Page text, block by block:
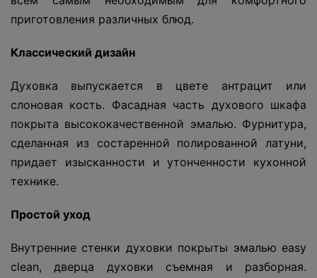
приготовления различных блюд.
Классический дизайн
Духовка выпускается в цвете антрацит или
слоновая кость. Фасадная часть духового шкафа
покрыта высококачественной эмалью. Фурнитура,
сделанная из состаренной полированной латуни,
придает изысканности и утонченности кухонной
технике.
Простой уход
Внутренние стенки духовки покрыты эмалью easy
clean, дверца духовки съемная и разборная.